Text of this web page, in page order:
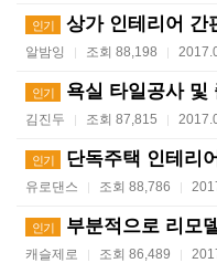
인기 상가 인테리어 간판
알밤잉 | 조회 88,198 |
인기 욕실 타일공사 및
김진두 | 조회 87,815 |
인기 단독주택 인테리
유로댄스 | 조회 88,786 |
인기 부분적으로 리모
캐슬제로 | 조회 86,489 |